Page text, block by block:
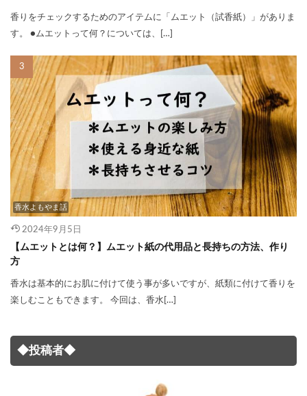
香りをチェックするためのアイテムに「ムエット（試香紙）」がありま
す。 ●ムエットって何？については、[…]
香水よもやま話
2024年9月5日
【ムエットとは何？】ムエット紙の代用品と長持ちの方法、作り
方
香水は基本的にお肌に付けて使う事が多いですが、紙類に付けて香りを
楽しむこともできます。 今回は、香水[…]
◆投稿者◆